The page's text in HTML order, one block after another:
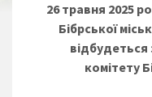
26травня 2025
Бібрської
відбудеться
комітету